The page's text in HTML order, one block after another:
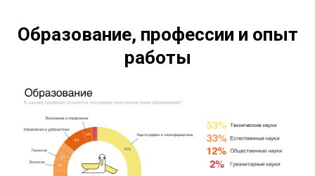
Образование, профессии и опыт
работы